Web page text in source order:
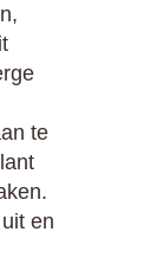
te
en